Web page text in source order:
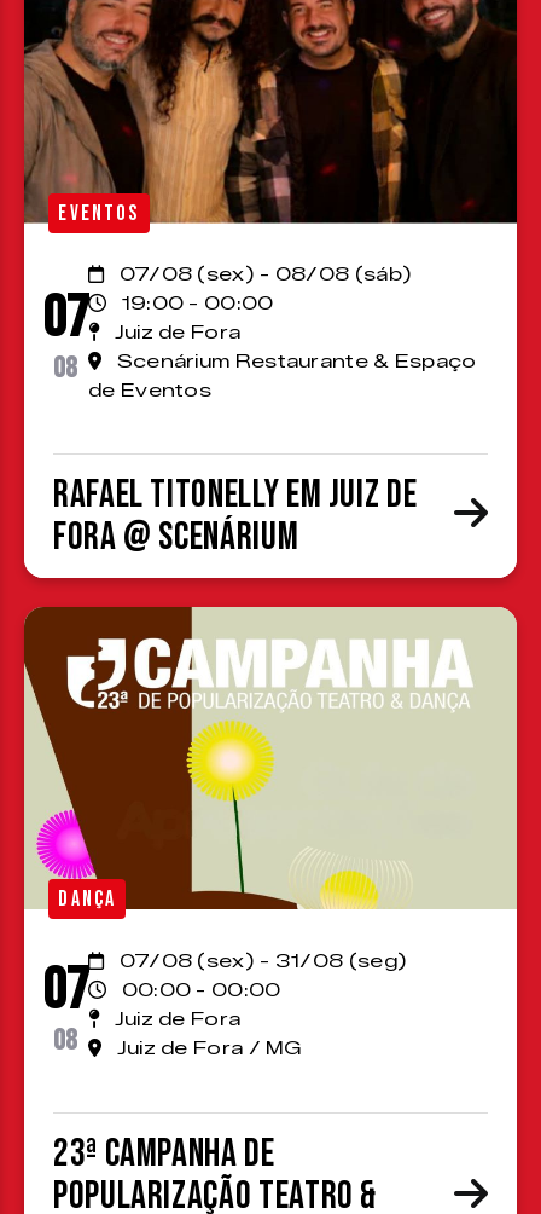
EVENTOS
07
08
07/08 (sex) - 08/08 (sáb)
19:00 - 00:00
Juiz de Fora
Scenárium Restaurante & Espaço
de Eventos
Rafael Titonelly em Juiz de
Fora @ Scenárium
DANÇA
07
08
07/08 (sex) - 31/08 (seg)
00:00 - 00:00
Juiz de Fora
Juiz de Fora / MG
23ª Campanha de
Popularização Teatro &